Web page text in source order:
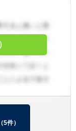
幌市内に居住してい
していること。
あること、
回限り) 14,000 円
件）